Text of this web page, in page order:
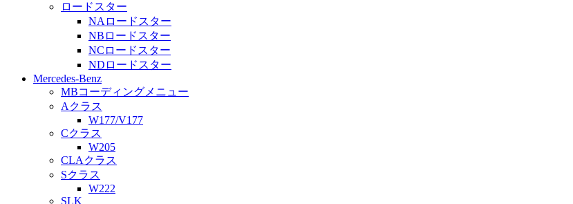
ロードスター
NAロードスター
NBロードスター
NCロードスター
NDロードスター
Mercedes-Benz
MBコーディングメニュー
Aクラス
W177/V177
Cクラス
W205
CLAクラス
Sクラス
W222
SLK